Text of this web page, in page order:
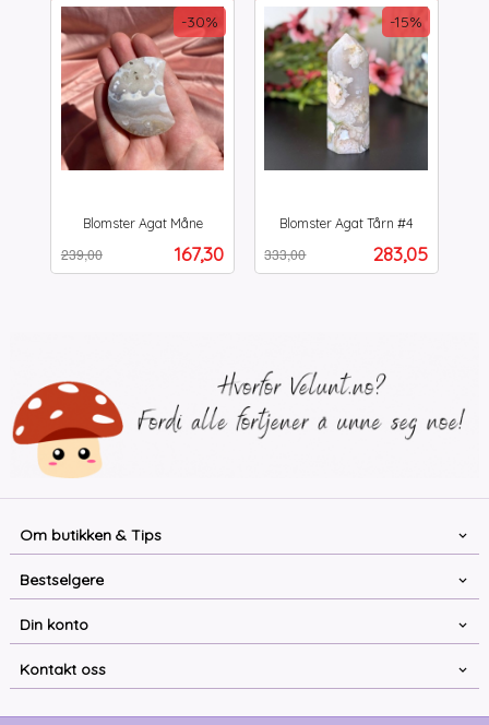
Blomster Agat Måne
Tilbud
167,30
239,00
-30%
mva.
Blomster Agat Tårn #4
Tilbud
283,05
333,00
-15%
mva.
Om butikken & Tips
Bestselgere
Din konto
Kontakt oss